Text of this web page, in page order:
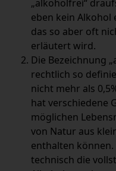
„alkoholfrei“
eben kein
das so aber oft
erläutert wird.
Die Bezeichnung
rechtlich so
nicht mehr als
hat verschiedene
möglichen
von Natur aus
enthalten
technisch die